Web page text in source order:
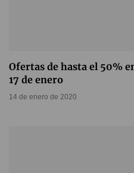
Ofertas de hasta el 50%
17 de enero
14 de enero de 2020